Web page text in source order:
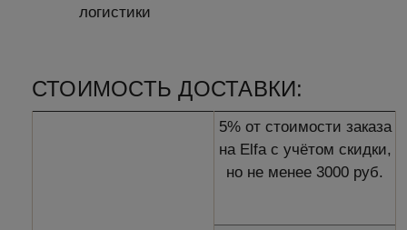
логистики
СТОИМОСТЬ ДОСТАВКИ:
5% от стоимости заказа
на Elfa с учётом скидки,
но не менее 3000 руб.